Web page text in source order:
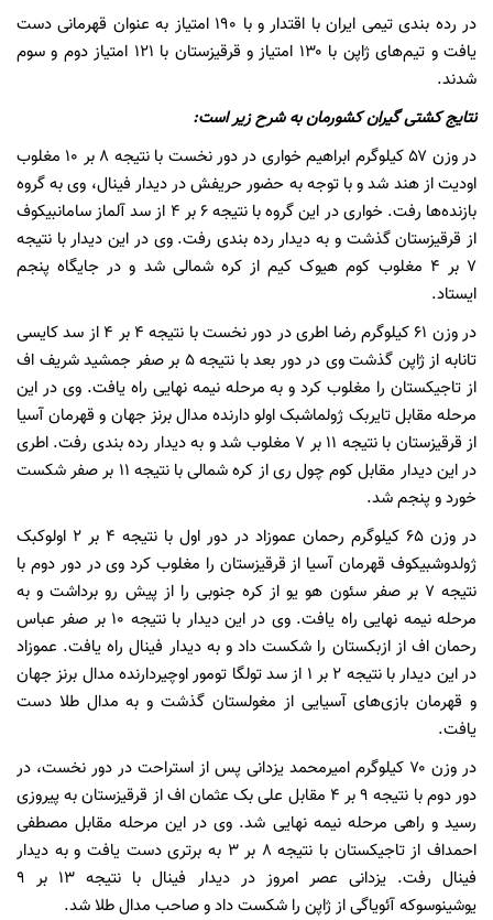
در رده بندی تیمی ایران با اقتدار و با ۱۹۰ امتیاز به عنوان قهرمانی دست
یافت و تیم‌های ژاپن با ۱۳۰ امتیاز و قرقیزستان با ۱۲۱ امتیاز دوم و سوم
شدند.
نتایج کشتی گیران کشورمان به شرح زیر است:
در وزن ۵۷ کیلوگرم ابراهیم خواری در دور نخست با نتیجه ۸ بر ۱۰ مغلوب
اودیت از هند شد و با توجه به حضور حریفش در دیدار فینال، وی به گروه
بازنده‌ها رفت. خواری در این گروه با نتیجه ۶ بر ۴ از سد آلماز سامانبیکوف
از قرقیزستان گذشت و به دیدار رده بندی رفت. وی در این دیدار با نتیجه
۷ بر ۴ مغلوب کوم هیوک کیم از کره شمالی شد و در جایگاه پنجم
ایستاد.
در وزن ۶۱ کیلوگرم رضا اطری در دور نخست با نتیجه ۴ بر ۴ از سد کایسی
تانابه از ژاپن گذشت وی در دور بعد با نتیجه ۵ بر صفر جمشید شریف اف
از تاجیکستان را مغلوب کرد و به مرحله نیمه نهایی راه یافت. وی در این
مرحله مقابل تایربک ژولماشبک اولو دارنده مدال برنز جهان و قهرمان آسیا
از قرقیزستان با نتیجه ۱۱ بر ۷ مغلوب شد و به دیدار رده بندی رفت. اطری
در این دیدار مقابل کوم چول ری از کره شمالی با نتیجه ۱۱ بر صفر شکست
خورد و پنجم شد.
در وزن ۶۵ کیلوگرم رحمان عموزاد در دور اول با نتیجه ۴ بر ۲ اولوکبک
ژولدوشبیکوف قهرمان آسیا از قرقیزستان را مغلوب کرد وی در دور دوم با
نتیجه ۷ بر صفر سئون هو یو از کره جنوبی را از پیش رو برداشت و به
مرحله نیمه نهایی راه یافت. وی در این دیدار با نتیجه ۱۰ بر صفر عباس
رحمان اف از ازبکستان را شکست داد و به دیدار فینال راه یافت. عموزاد
در این دیدار با نتیجه ۲ بر ۱ از سد تولگا تومور اوچیردارنده مدال برنز جهان
و قهرمان بازی‌های آسیایی از مغولستان گذشت و به مدال طلا دست
یافت.
در وزن ۷۰ کیلوگرم امیرمحمد یزدانی پس از استراحت در دور نخست، در
دور دوم با نتیجه ۹ بر ۴ مقابل علی بک عثمان اف از قرقیزستان به پیروزی
رسید و راهی مرحله نیمه نهایی شد. وی در این مرحله مقابل مصطفی
احمداف از تاجیکستان با نتیجه ۸ بر ۳ به برتری دست یافت و به دیدار
فینال رفت. یزدانی عصر امروز در دیدار فینال با نتیجه ۱۳ بر ۹
یوشینوسوکه آئویاگی از ژاپن را شکست داد و صاحب مدال طلا شد.